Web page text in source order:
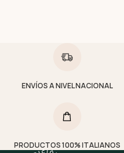
ENVÍOS A NIVEL NACIONAL
PRODUCTOS 100% ITALIANOS